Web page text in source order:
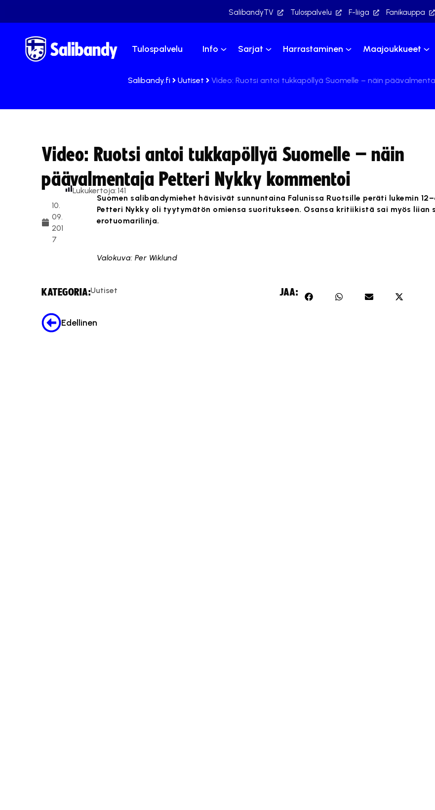
SalibandyTV Tulospalvelu F-liiga Fanikauppa
Tulospalvelu Info Sarjat Harrastaminen Maajoukkueet
Salibandy.fi Uutiset Video: Ruotsi antoi tukkapöllyä Suomelle – näin
Video: Ruotsi antoi tukkapöllyä Suomelle – näin
päävalmentaja Petteri Nykky kommentoi
10.
09.
201
7
Lukukertoja:141
Suomen salibandymiehet hävisivät sunnuntaina Falunissa Ruotsille peräti lukemin
Petteri Nykky oli tyytymätön omiensa suoritukseen. Osansa kritiikistä sai myös liian
erotuomarilinja.
Valokuva: Per Wiklund
KATEGORIA:Uutiset JAA:
Edellinen